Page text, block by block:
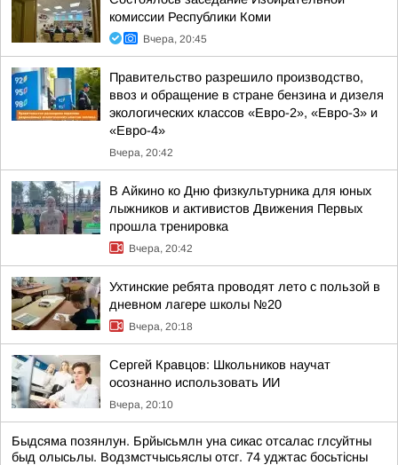
комиссии Республики Коми
Вчера, 20:45
Правительство разрешило производство,
ввоз и обращение в стране бензина и дизеля
экологических классов «Евро-2», «Евро-3» и
«Евро-4»
Вчера, 20:42
В Айкино ко Дню физкультурника для юных
лыжников и активистов Движения Первых
прошла тренировка
Вчера, 20:42
Ухтинские ребята проводят лето с пользой в
дневном лагере школы №20
Вчера, 20:18
Сергей Кравцов: Школьников научат
осознанно использовать ИИ
Вчера, 20:10
Быдсяма позянлун. Брйысьмлн уна сикас отсалас глсуйтны
быд олысьлы. Водзмстчысьяслы отсг. 74 уджтас босьтiсны